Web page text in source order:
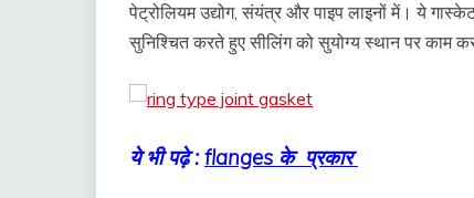
पेट्रोलियम उद्योग, संयंत्र और पाइप लाइनों में। ये
सुनिश्चित करते हुए सीलिंग को सुयोग्य स्थान पर काम
ये भी पढ़े : flanges के प्रकार